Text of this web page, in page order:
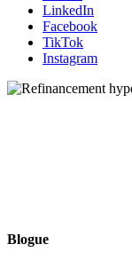
LinkedIn
Facebook
TikTok
Instagram
Blogue